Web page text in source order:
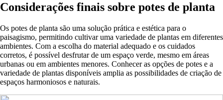
Considerações finais sobre potes de planta
Os potes de planta são uma solução prática e estética para o
paisagismo, permitindo cultivar uma variedade de plantas em diferentes
ambientes. Com a escolha do material adequado e os cuidados
corretos, é possível desfrutar de um espaço verde, mesmo em áreas
urbanas ou em ambientes menores. Conhecer as opções de potes e a
variedade de plantas disponíveis amplia as possibilidades de criação de
espaços harmoniosos e naturais.